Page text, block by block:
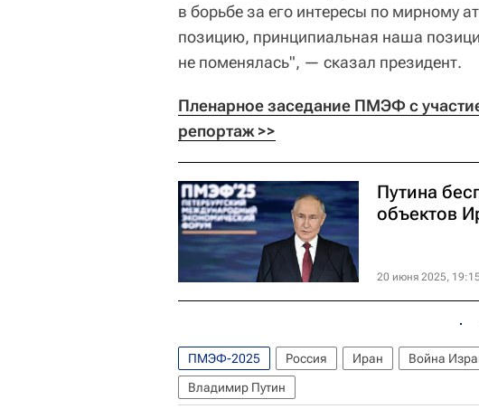
в борьбе за его интересы по мирному
позицию, принципиальная наша
не поменялась", — сказал президент.
Пленарное заседание ПМЭФ с
репортаж >>
Путина
объектов
20 июня 2025, 19:15
ПМЭФ-2025 Россия Иран
Война
Владимир Путин